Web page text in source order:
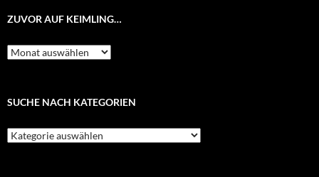
ZUVOR AUF KEIMLING…
Zuvor
auf
SUCHE NACH KATEGORIEN
Suche
nach